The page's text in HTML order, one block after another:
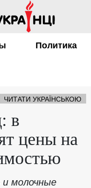
Политика
ЧИТАТИ УКРАЇНСЬКОЮ
в
цены на
и молочные